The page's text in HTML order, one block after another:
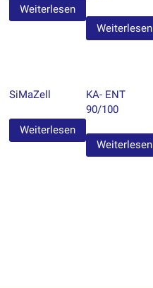
Weiterlesen
Weiterlesen
SiMaZell
Weiterlesen
KA- ENT
90/100
Weiterlesen